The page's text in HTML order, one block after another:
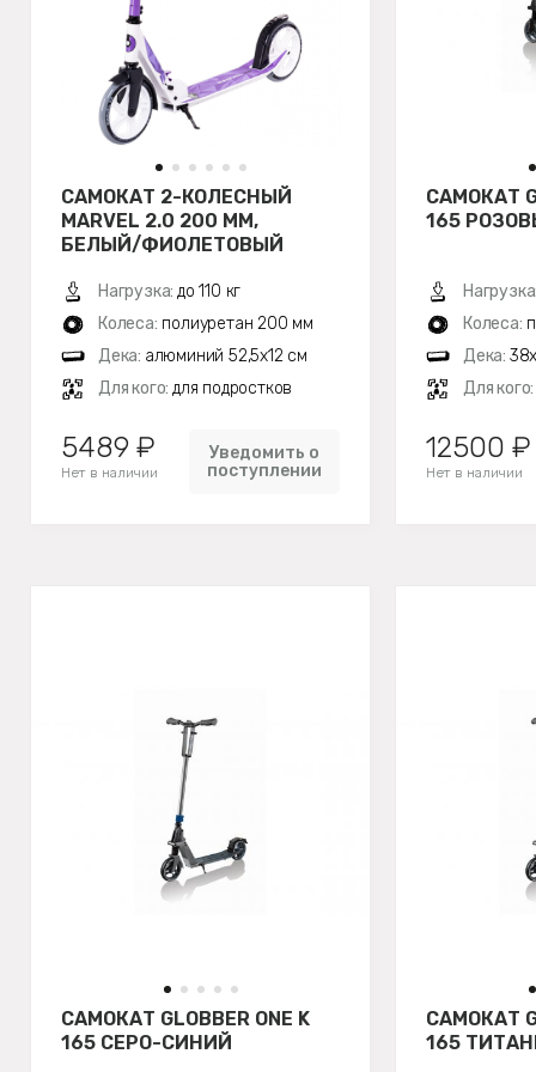
САМОКАТ 2-КОЛЕСНЫЙ
MARVEL 2.0 200 ММ,
БЕЛЫЙ/ФИОЛЕТОВЫЙ
Нагрузка: до 110 кг
Колеса: полиуретан 200 мм
Дека: алюминий 52,5х12 см
Для кого: для подростков
5489 ₽
Нет в наличии
Уведомить о
поступлении
САМОКАТ
165
Колеса:
Дека:
Для кого:
12500 ₽
Нет в наличии
САМОКАТ GLOBBER ONE K
165 СЕРО-СИНИЙ
САМОКАТ
165